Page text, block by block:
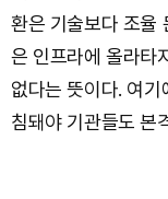
환은 기술보다 조율
은 인프라에 올라타
없다는 뜻이다. 여
침돼야 기관들도 본